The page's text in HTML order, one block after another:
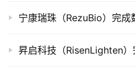
投
据
宁康瑞珠（RezuBio）完
昇启科技（RisenLighten